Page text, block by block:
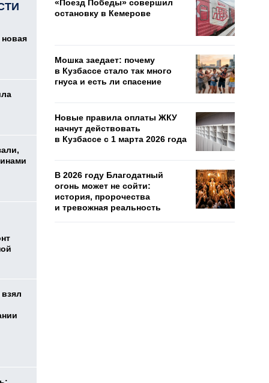
«Поезд Победы» совершил
остановку в Кемерове
Мошка заедает: почему
в Кузбассе стало так много
гнуса и есть ли спасение
Новые правила оплаты ЖКУ
начнут действовать
в Кузбассе с 1 марта 2026 года
В 2026 году Благодатный
огонь может не сойти:
история, пророчества
и тревожная реальность